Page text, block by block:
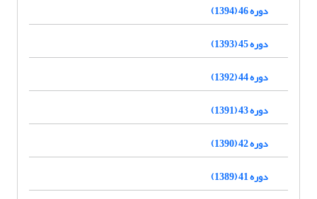
دوره 46 (1394)
دوره 45 (1393)
دوره 44 (1392)
دوره 43 (1391)
دوره 42 (1390)
دوره 41 (1389)